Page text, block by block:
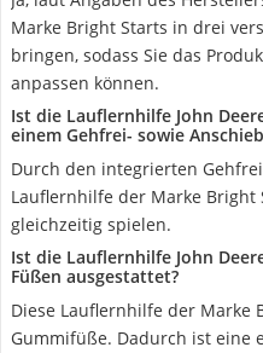
Marke Bright Starts in drei
bringen, sodass Sie das
anpassen können.
Ist die Lauflernhilfe John
einem Gehfrei- sowie
Durch den integrierten
Lauflernhilfe der Marke Bright
gleichzeitig spielen.
Ist die Lauflernhilfe John
Füßen ausgestattet?
Diese Lauflernhilfe der Marke
Gummifüße. Dadurch ist eine